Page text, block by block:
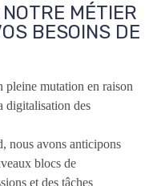
MÉTIER
BESOINS DE
pleine mutation en raison
digitalisation des
nous avons anticipons
blocs de
et des tâches